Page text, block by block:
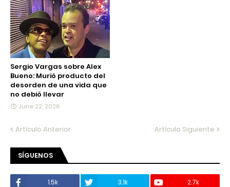
Sergio Vargas sobre Alex
Bueno: Murió producto del
desorden de una vida que
no debió llevar
June 22, 2026
Artículo Anterior Artículo Siguiente
SÍGUENOS
1.5k 3.1k
2.7k